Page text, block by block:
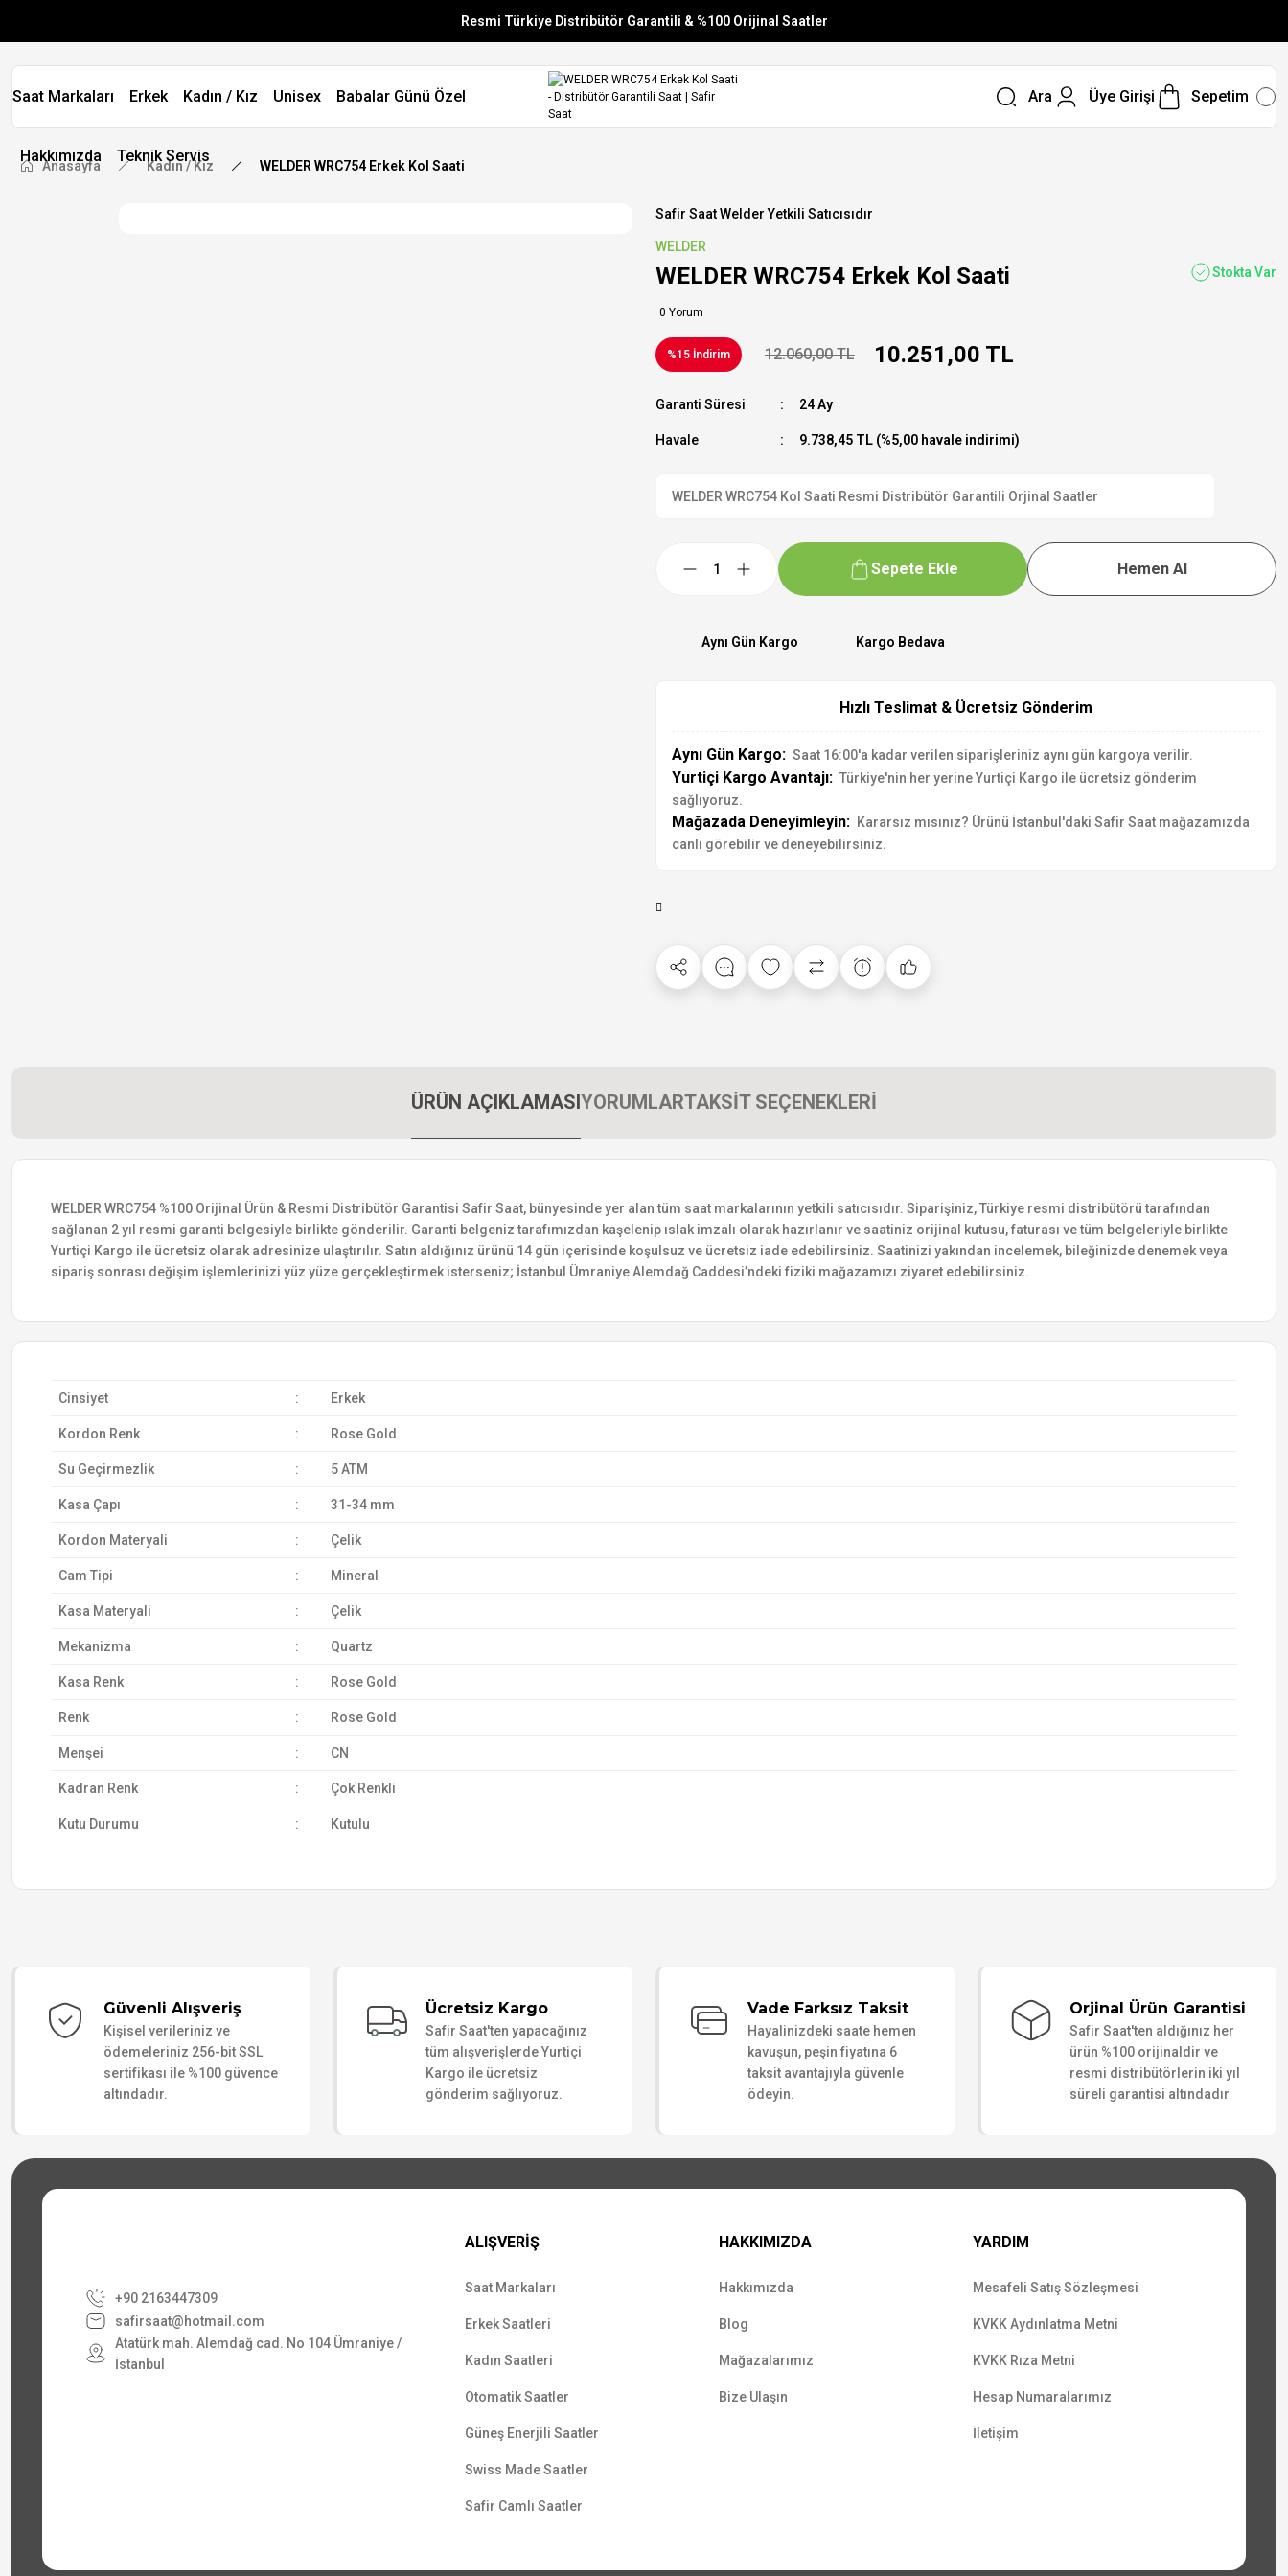
Resmi Türkiye Distribütör Garantili & %100 Orijinal Saatler
Vade Farksız 6 Taksit
Aynı Gün Stoktan Gönderim
Saat Markaları Erkek Kadın / Kız Unisex Babalar Günü Özel
Hakkımızda Teknik Servis
Ara Üye Girişi Sepetim
Anasayfa Kadın / Kız WELDER WRC754 Erkek Kol Saati
Safir Saat Welder Yetkili Satıcısıdır
WELDER
WELDER WRC754 Erkek Kol Saati
0 Yorum
Stokta Var
%15 İndirim 12.060,00 TL 10.251,00 TL
Garanti Süresi 24 Ay
Havale 9.738,45 TL (%5,00 havale indirimi)
WELDER WRC754 Kol Saati Resmi Distribütör Garantili Orjinal Saatler
Sepete Ekle Hemen Al
Aynı Gün Kargo Kargo Bedava
Hızlı Teslimat & Ücretsiz Gönderim
Aynı Gün Kargo: Saat 16:00'a kadar verilen siparişleriniz aynı gün kargoya verilir.
Yurtiçi Kargo Avantajı: Türkiye'nin her yerine Yurtiçi Kargo ile ücretsiz gönderim
sağlıyoruz.
Mağazada Deneyimleyin: Kararsız mısınız? Ürünü İstanbul'daki Safir Saat mağazamızda
canlı görebilir ve deneyebilirsiniz.
ÜRÜN AÇIKLAMASIYORUMLARTAKSİT SEÇENEKLERİ
WELDER WRC754 %100 Orijinal Ürün & Resmi Distribütör Garantisi Safir Saat, bünyesinde yer alan tüm saat markalarının yetkili satıcısıdır. Siparişiniz, Türkiye resmi distribütörü tarafından
sağlanan 2 yıl resmi garanti belgesiyle birlikte gönderilir. Garanti belgeniz tarafımızdan kaşelenip ıslak imzalı olarak hazırlanır ve saatiniz orijinal kutusu, faturası ve tüm belgeleriyle birlikte
Yurtiçi Kargo ile ücretsiz olarak adresinize ulaştırılır. Satın aldığınız ürünü 14 gün içerisinde koşulsuz ve ücretsiz iade edebilirsiniz. Saatinizi yakından incelemek, bileğinizde denemek veya
sipariş sonrası değişim işlemlerinizi yüz yüze gerçekleştirmek isterseniz; İstanbul Ümraniye Alemdağ Caddesi’ndeki fiziki mağazamızı ziyaret edebilirsiniz.
Cinsiyet : Erkek
Kordon Renk : Rose Gold
Su Geçirmezlik : 5 ATM
Kasa Çapı : 31-34 mm
Kordon Materyali : Çelik
Cam Tipi : Mineral
Kasa Materyali : Çelik
Mekanizma : Quartz
Kasa Renk : Rose Gold
Renk : Rose Gold
Menşei : CN
Kadran Renk : Çok Renkli
Kutu Durumu : Kutulu
Güvenli Alışveriş
Kişisel verileriniz ve
ödemeleriniz 256-bit SSL
sertifikası ile %100 güvence
altındadır.
Ücretsiz Kargo
Safir Saat'ten yapacağınız
tüm alışverişlerde Yurtiçi
Kargo ile ücretsiz
gönderim sağlıyoruz.
Vade Farksız Taksit
Hayalinizdeki saate hemen
kavuşun, peşin fiyatına 6
taksit avantajıyla güvenle
ödeyin.
Orjinal Ürün Garantisi
Safir Saat'ten aldığınız her
ürün %100 orijinaldir ve
resmi distribütörlerin iki yıl
süreli garantisi altındadır
+90 2163447309
safirsaat@hotmail.com
Atatürk mah. Alemdağ cad. No 104 Ümraniye /
İstanbul
ALIŞVERİŞ
Saat Markaları
Erkek Saatleri
Kadın Saatleri
Otomatik Saatler
Güneş Enerjili Saatler
Swiss Made Saatler
Safir Camlı Saatler
HAKKIMIZDA
Hakkımızda
Blog
Mağazalarımız
Bize Ulaşın
YARDIM
Mesafeli Satış Sözleşmesi
KVKK Aydınlatma Metni
KVKK Rıza Metni
Hesap Numaralarımız
İletişim